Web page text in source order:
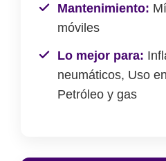
Mantenimiento:
móviles
Lo mejor para:
neumáticos, Uso
Petróleo y gas